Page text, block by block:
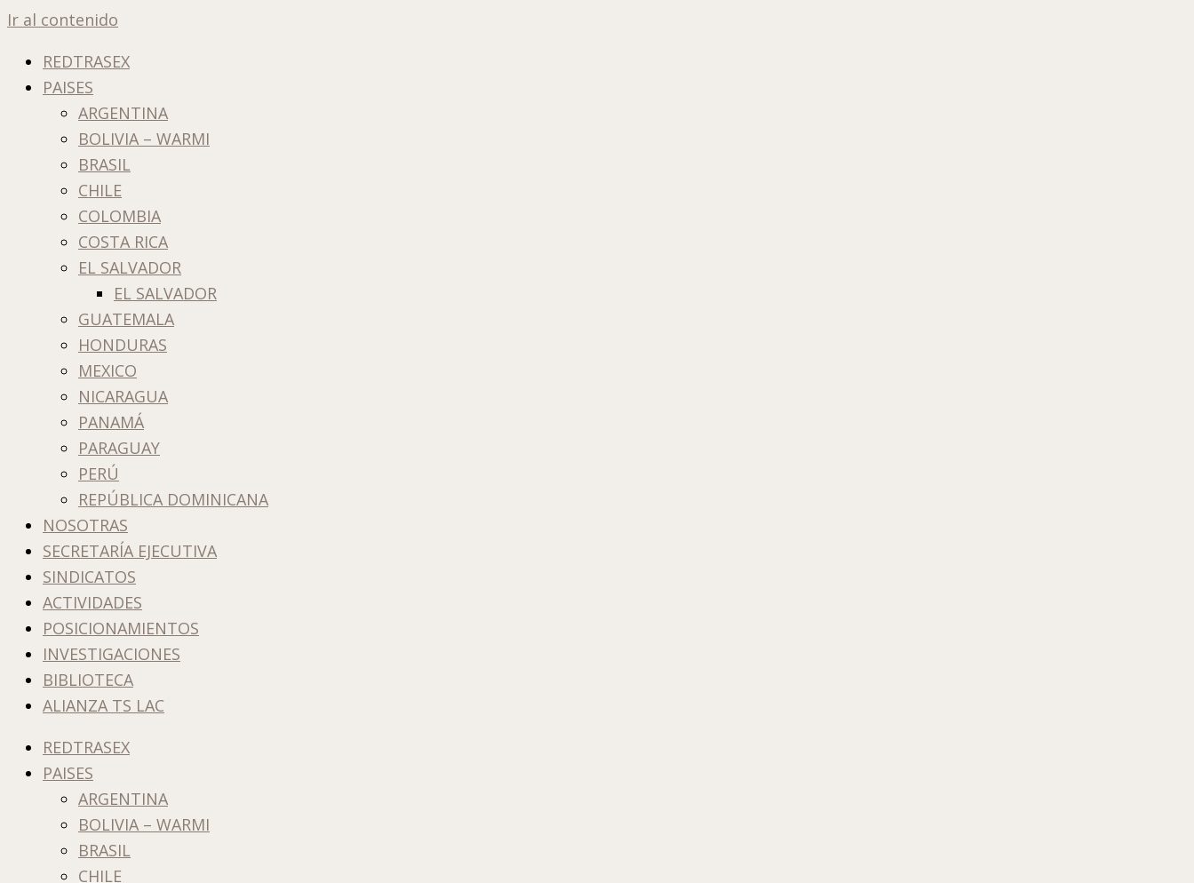
Ir al contenido
REDTRASEX
PAISES
ARGENTINA
BOLIVIA – WARMI
BRASIL
CHILE
COLOMBIA
COSTA RICA
EL SALVADOR
EL SALVADOR
GUATEMALA
HONDURAS
MEXICO
NICARAGUA
PANAMÁ
PARAGUAY
PERÚ
REPÚBLICA DOMINICANA
NOSOTRAS
SECRETARÍA EJECUTIVA
SINDICATOS
ACTIVIDADES
POSICIONAMIENTOS
INVESTIGACIONES
BIBLIOTECA
ALIANZA TS LAC
REDTRASEX
PAISES
ARGENTINA
BOLIVIA – WARMI
BRASIL
CHILE